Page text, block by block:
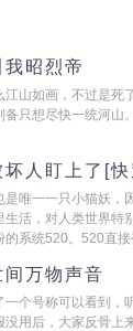
昭烈帝
江山如画，不过是死
备只想尽快一统河山
人盯上了[快
是唯一一只小猫妖，
生活，对人类世界特
的系统520。520直
万物声音
一个号称可以看到，
没用后，大家反骨上